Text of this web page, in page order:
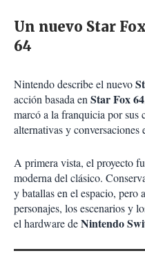
Un nuevo Star
64
Nintendo describe el nuevo
acción basada enStar Fox 64
marcó a la franquicia por sus
alternativas y
A primera vista, el proyecto
moderna del clásico.
y batallas en el espacio, pero
personajes, los escenarios y
el hardware deNintendo